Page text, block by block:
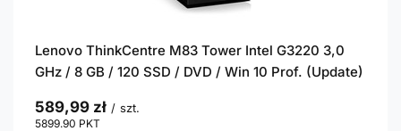
Lenovo ThinkCentre M83 Tower Intel G3220 3,0
GHz / 8 GB / 120 SSD / DVD / Win 10 Prof. (Update)
589,99 zł / szt.
5899.90 PKT